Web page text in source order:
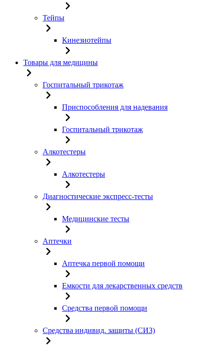
Тейпы
Кинезиотейпы
Товары для медицины
Госпитальный трикотаж
Приспособления для надевания
Госпитальный трикотаж
Алкотестеры
Алкотестеры
Диагностические экспресс-тесты
Медицинские тесты
Аптечки
Аптечка первой помощи
Емкости для лекарственных средств
Средства первой помощи
Средства индивид. защиты (СИЗ)